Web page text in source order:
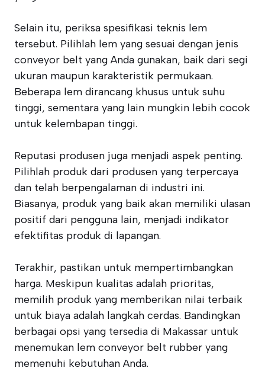
Selain itu, periksa spesifikasi teknis lem
tersebut. Pilihlah lem yang sesuai dengan jenis
conveyor belt yang Anda gunakan, baik dari segi
ukuran maupun karakteristik permukaan.
Beberapa lem dirancang khusus untuk suhu
tinggi, sementara yang lain mungkin lebih cocok
untuk kelembapan tinggi.
Reputasi produsen juga menjadi aspek penting.
Pilihlah produk dari produsen yang terpercaya
dan telah berpengalaman di industri ini.
Biasanya, produk yang baik akan memiliki ulasan
positif dari pengguna lain, menjadi indikator
efektifitas produk di lapangan.
Terakhir, pastikan untuk mempertimbangkan
harga. Meskipun kualitas adalah prioritas,
memilih produk yang memberikan nilai terbaik
untuk biaya adalah langkah cerdas. Bandingkan
berbagai opsi yang tersedia di Makassar untuk
menemukan lem conveyor belt rubber yang
memenuhi kebutuhan Anda.